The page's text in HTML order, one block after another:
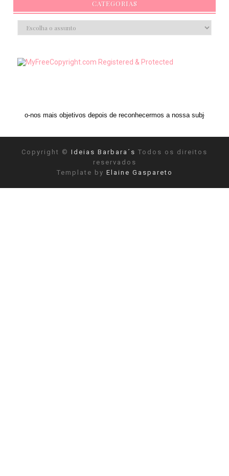
CATEGORIAS
objetivos depois de reconhecermos a nossa subjetividade." ANAIS NIN
Copyright © Ideias Barbara´s Todos os direitos
reservados
Template by Elaine Gaspareto